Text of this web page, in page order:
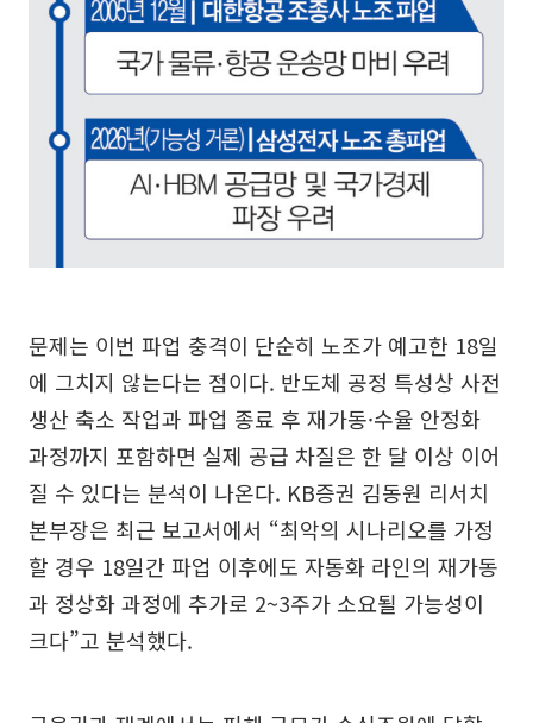
문제는 이번 파업 충격이 단순히 노조가 예고한 18일
에 그치지 않는다는 점이다. 반도체 공정 특성상 사전
생산 축소 작업과 파업 종료 후 재가동·수율 안정화
과정까지 포함하면 실제 공급 차질은 한 달 이상 이어
질 수 있다는 분석이 나온다. KB증권 김동원 리서치
본부장은 최근 보고서에서 “최악의 시나리오를 가정
할 경우 18일간 파업 이후에도 자동화 라인의 재가동
과 정상화 과정에 추가로 2~3주가 소요될 가능성이
크다”고 분석했다.